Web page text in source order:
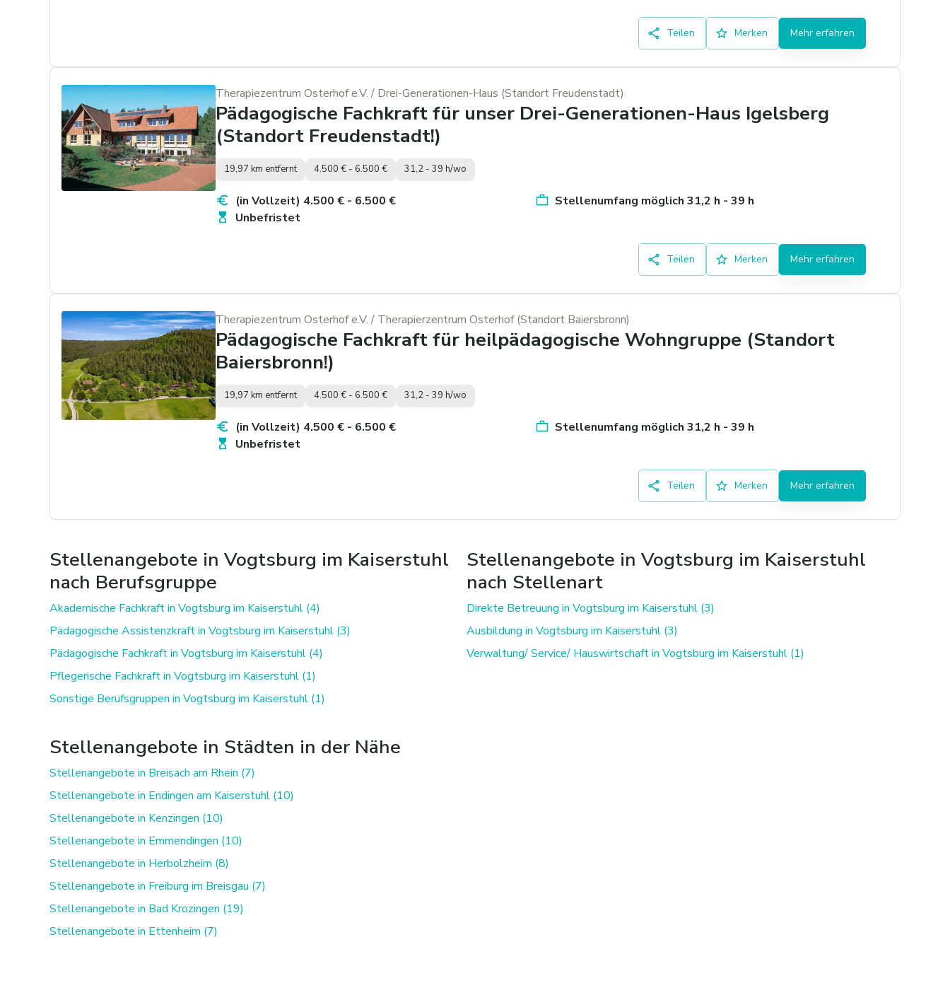
Teilen Merken Mehr erfahren
Therapiezentrum Osterhof e.V. / Drei-Generationen-Haus (Standort Freudenstadt)
Pädagogische Fachkraft für unser Drei-Generationen-Haus Igelsberg
(Standort Freudenstadt!)
19,97 km entfernt 4.500 € - 6.500 € 31,2 - 39 h/wo
(in Vollzeit) 4.500 € - 6.500 €
Stellenumfang möglich 31,2 h - 39 h
Unbefristet
Teilen Merken Mehr erfahren
Therapiezentrum Osterhof e.V. / Therapierzentrum Osterhof (Standort Baiersbronn)
Pädagogische Fachkraft für heilpädagogische Wohngruppe (Standort
Baiersbronn!)
19,97 km entfernt 4.500 € - 6.500 € 31,2 - 39 h/wo
(in Vollzeit) 4.500 € - 6.500 €
Stellenumfang möglich 31,2 h - 39 h
Unbefristet
Teilen Merken Mehr erfahren
Stellenangebote in Vogtsburg im Kaiserstuhl
nach Berufsgruppe
Akademische Fachkraft in Vogtsburg im Kaiserstuhl (4)
Pädagogische Assistenzkraft in Vogtsburg im Kaiserstuhl (3)
Pädagogische Fachkraft in Vogtsburg im Kaiserstuhl (4)
Pflegerische Fachkraft in Vogtsburg im Kaiserstuhl (1)
Sonstige Berufsgruppen in Vogtsburg im Kaiserstuhl (1)
Stellenangebote in Vogtsburg im Kaiserstuhl
nach Stellenart
Direkte Betreuung in Vogtsburg im Kaiserstuhl (3)
Ausbildung in Vogtsburg im Kaiserstuhl (3)
Verwaltung/ Service/ Hauswirtschaft in Vogtsburg im Kaiserstuhl (1)
Stellenangebote in Städten in der Nähe
Stellenangebote in Breisach am Rhein (7)
Stellenangebote in Endingen am Kaiserstuhl (10)
Stellenangebote in Kenzingen (10)
Stellenangebote in Emmendingen (10)
Stellenangebote in Herbolzheim (8)
Stellenangebote in Freiburg im Breisgau (7)
Stellenangebote in Bad Krozingen (19)
Stellenangebote in Ettenheim (7)